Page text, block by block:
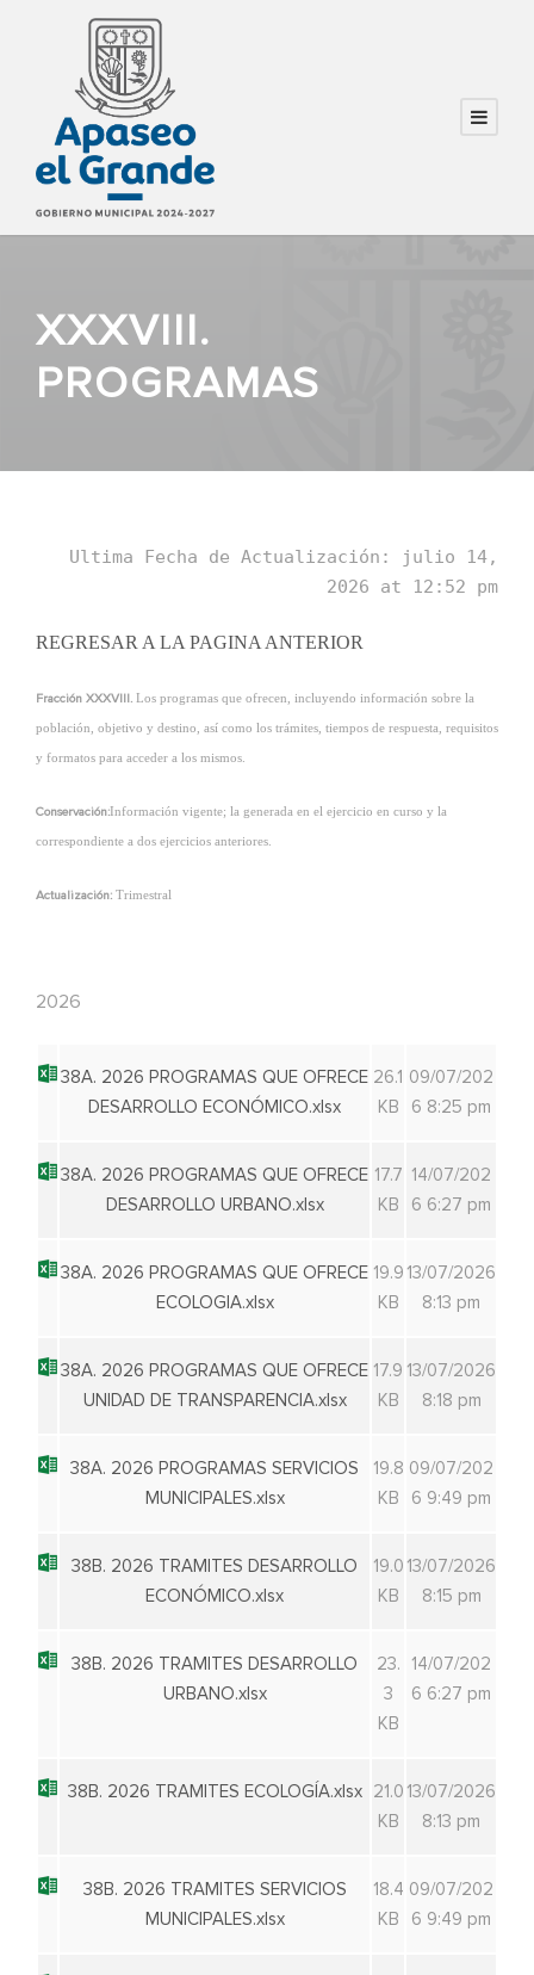
XXXVIII.
PROGRAMAS
Ultima Fecha de Actualización: julio 14,
2026 at 12:52 pm
REGRESAR A LA PAGINA ANTERIOR
Fracción XXXVIII. Los programas que ofrecen, incluyendo información sobre la
población, objetivo y destino, así como los trámites, tiempos de respuesta, requisitos
y formatos para acceder a los mismos.
Conservación:Información vigente; la generada en el ejercicio en curso y la
correspondiente a dos ejercicios anteriores.
Actualización: Trimestral
2026
38A. 2026 PROGRAMAS QUE OFRECE
DESARROLLO ECONÓMICO.xlsx
26.1
KB
09/07/202
6 8:25 pm
38A. 2026 PROGRAMAS QUE OFRECE
DESARROLLO URBANO.xlsx
17.7
KB
14/07/202
6 6:27 pm
38A. 2026 PROGRAMAS QUE OFRECE
ECOLOGIA.xlsx
19.9
KB
13/07/2026
8:13 pm
38A. 2026 PROGRAMAS QUE OFRECE
UNIDAD DE TRANSPARENCIA.xlsx
17.9
KB
13/07/2026
8:18 pm
38A. 2026 PROGRAMAS SERVICIOS
MUNICIPALES.xlsx
19.8
KB
09/07/202
6 9:49 pm
38B. 2026 TRAMITES DESARROLLO
ECONÓMICO.xlsx
19.0
KB
13/07/2026
8:15 pm
38B. 2026 TRAMITES DESARROLLO
URBANO.xlsx
23.
3
KB
14/07/202
6 6:27 pm
38B. 2026 TRAMITES ECOLOGÍA.xlsx
21.0
KB
13/07/2026
8:13 pm
38B. 2026 TRAMITES SERVICIOS
MUNICIPALES.xlsx
18.4
KB
09/07/202
6 9:49 pm